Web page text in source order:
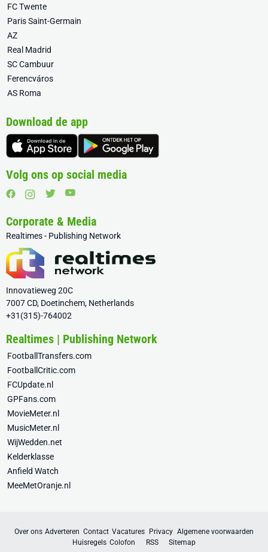
FC Twente
Paris Saint-Germain
AZ
Real Madrid
SC Cambuur
Ferencváros
AS Roma
Download de app
Volg ons op social media
Corporate & Media
Realtimes - Publishing Network
Innovatieweg 20C
7007 CD, Doetinchem, Netherlands
+31(315)-764002
Realtimes | Publishing Network
FootballTransfers.com
FootballCritic.com
FCUpdate.nl
GPFans.com
MovieMeter.nl
MusicMeter.nl
WijWedden.net
Kelderklasse
Anfield Watch
MeeMetOranje.nl
Over ons Adverteren Contact Vacatures Privacy Algemene voorwaarden
Huisregels Colofon RSS Sitemap